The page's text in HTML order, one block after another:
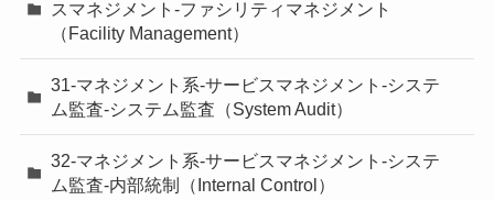
スマネジメント-ファシリティマネジメント
（Facility Management）
31-マネジメント系-サービスマネジメント-システ
ム監査-システム監査（System Audit）
32-マネジメント系-サービスマネジメント-システ
ム監査-内部統制（Internal Control）